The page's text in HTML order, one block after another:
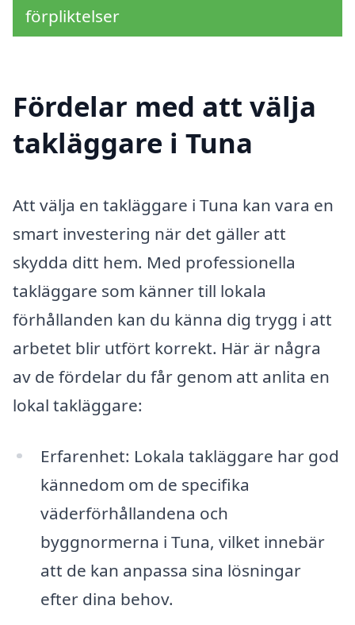
förpliktelser
Fördelar med att välja
takläggare i Tuna
Att välja en takläggare i Tuna kan vara en
smart investering när det gäller att
skydda ditt hem. Med professionella
takläggare som känner till lokala
förhållanden kan du känna dig trygg i att
arbetet blir utfört korrekt. Här är några
av de fördelar du får genom att anlita en
lokal takläggare:
Erfarenhet: Lokala takläggare har god
kännedom om de specifika
väderförhållandena och
byggnormerna i Tuna, vilket innebär
att de kan anpassa sina lösningar
efter dina behov.